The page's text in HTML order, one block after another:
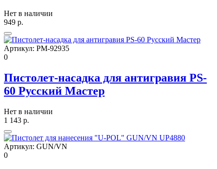
Нет в наличии
949 р.
Артикул: РМ-92935
0
Пистолет-насадка для антигравия PS-
60 Русский Мастер
Нет в наличии
1 143 р.
Артикул: GUN/VN
0